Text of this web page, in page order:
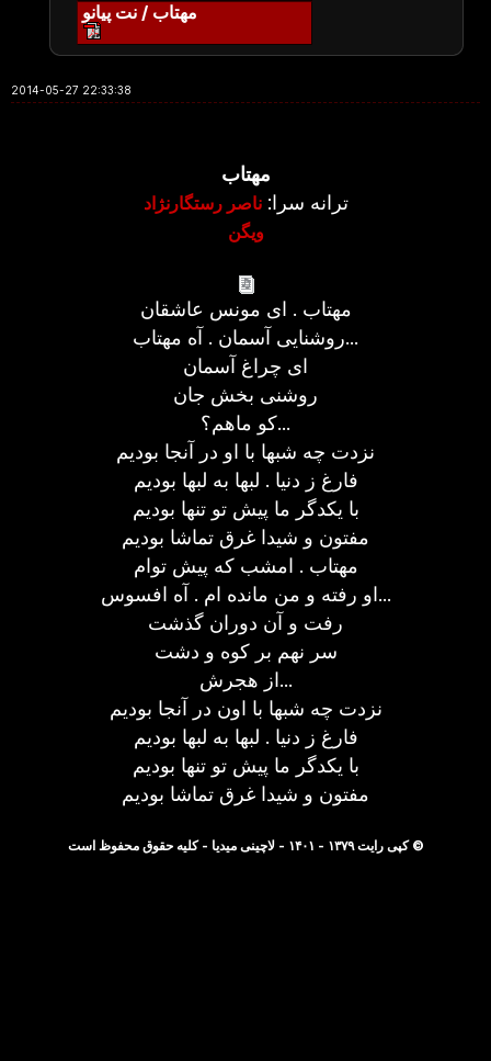
مهتاب / نت پیانو
2014-05-27 22:33:38
مهتاب
ترانه سرا:ناصر رستگارنژاد
ویگن
مهتاب . ای مونس عاشقان
روشنایی آسمان . آه مهتاب...
ای چراغ آسمان
روشنی بخش جان
کو ماهم؟...
نزدت چه شبها با او در آنجا بودیم
فارغ ز دنیا . لبها به لبها بودیم
با یکدگر ما پیش تو تنها بودیم
مفتون و شیدا غرق تماشا بودیم
مهتاب . امشب که پیش توام
او رفته و من مانده ام . آه افسوس...
رفت و آن دوران گذشت
سر نهم بر کوه و دشت
از هجرش...
نزدت چه شبها با اون در آنجا بودیم
فارغ ز دنیا . لبها به لبها بودیم
با یکدگر ما پیش تو تنها بودیم
مفتون و شیدا غرق تماشا بودیم
© کپی رایت ۱۳۷۹ - ۱۴۰۱ - لاچینی میدیا - کلیه حقوق محفوظ است